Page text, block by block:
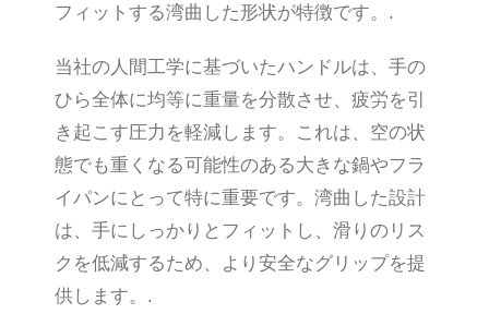
フィットする湾曲した形状が特徴です。.
当社の人間工学に基づいたハンドルは、手の
ひら全体に均等に重量を分散させ、疲労を引
き起こす圧力を軽減します。これは、空の状
態でも重くなる可能性のある大きな鍋やフラ
イパンにとって特に重要です。湾曲した設計
は、手にしっかりとフィットし、滑りのリス
クを低減するため、より安全なグリップを提
供します。.